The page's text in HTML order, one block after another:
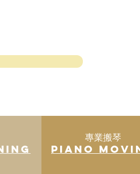
專業搬琴
Piano